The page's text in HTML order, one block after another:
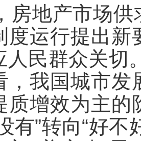
房地产市场
度运行提出新
人民群众关切
，我国城市
质增效为主
有”转向“好